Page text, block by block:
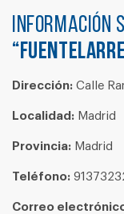
Información
Dirección: Calle
Localidad: Madrid
Provincia: Madrid
Teléfono:
Correo